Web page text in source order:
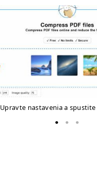
Upravte nastavenia a